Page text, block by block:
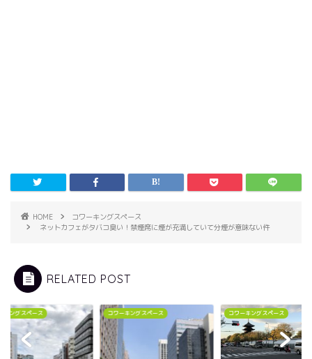
HOME
コワーキングスペース
ネットカフェがタバコ臭い！禁煙席に煙が充満していて分煙が意味ない件
RELATED POST
コワーキングスペース コワーキングスペース コワーキングスペース